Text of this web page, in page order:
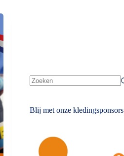
Blij met onze kledingsponsors